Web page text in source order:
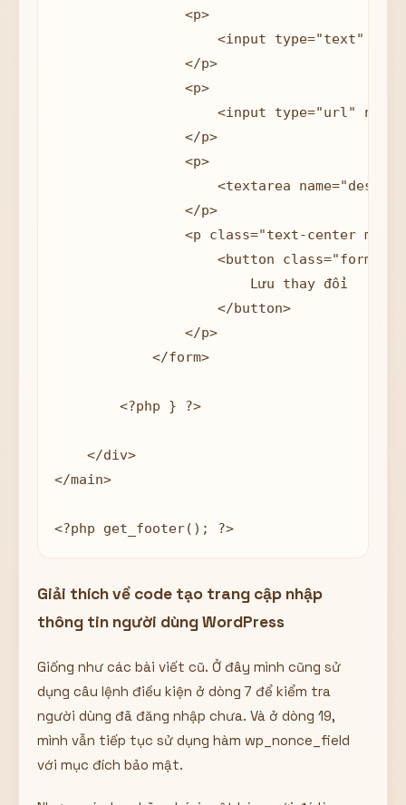
                <p>
<input type="text"
                </p>
                <p>
<input type="url"
                </p>
                <p>
<textarea
                </p>
<p class="text-center mb-
<button class="form-
                        Lưu thay đổi
                    </button>
                </p>
            </form>
        <?php } ?>
    </div>
</main>
<?php get_footer(); ?>
Giải thích về code tạo trang cập nhập
thông tin người dùng WordPress
Giống như các bài viết cũ. Ở đây mình cũng sử
dụng câu lệnh điều kiện ở dòng 7 để kiểm tra
người dùng đã đăng nhập chưa. Và ở dòng 19,
mình vẫn tiếp tục sử dụng hàm wp_nonce_field
với mục đích bảo mật.